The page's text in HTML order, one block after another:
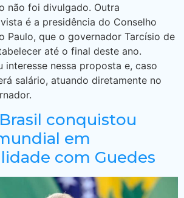
não foi divulgado. Outra
é a presidência do Conselho
Paulo, que o governador Tarcísio de
até o final deste ano.
interesse nessa proposta e, caso
salário, atuando diretamente no
conquistou
em
com Guedes